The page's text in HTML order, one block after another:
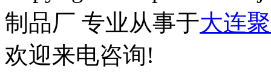
制品厂 专业从事于大连
欢迎来电咨询!